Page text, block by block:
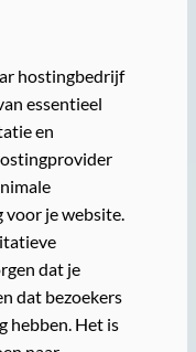
hostingbedrijf
essentieel
en
je website.
dat je
dat bezoekers
hebben. Het is